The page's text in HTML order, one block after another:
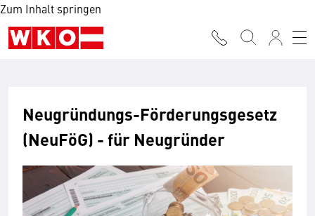
Zum Inhalt springen
Neugründungs-Förderungsgesetz
(NeuFöG) - für Neugründer